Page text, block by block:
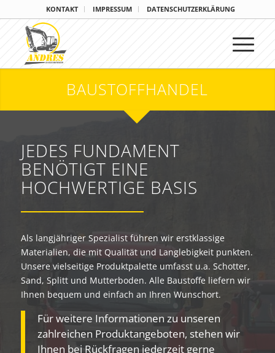
KONTAKT IMPRESSUM DATENSCHUTZERKLÄRUNG
BAUSTOFFHANDEL
JEDES FUNDAMENT
BENÖTIGT EINE
HOCHWERTIGE BASIS
Als langjähriger Spezialist führen wir erstklassige
Materialien, die mit Qualität und Langlebigkeit punkten.
Unsere vielseitige Produktpalette umfasst u.a. Schotter,
Sand, Splitt und Mutterboden. Alle Baustoffe liefern wir
Ihnen bequem und einfach an Ihren Wunschort.
Für weitere Informationen zu unseren
zahlreichen Produktangeboten, stehen wir
Ihnen bei Rückfragen jederzeit gerne